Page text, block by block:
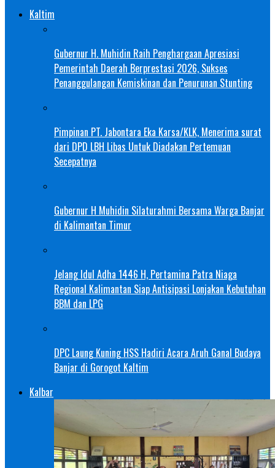
Kaltim
Gubernur H. Muhidin Raih Penghargaan Apresiasi
Pemerintah Daerah Berprestasi 2026, Sukses
Penanggulangan Kemiskinan dan Penurunan Stunting
Pimpinan PT. Jabontara Eka Karsa/KLK, Menerima surat
dari DPD LBH Libas Untuk Diadakan Pertemuan
Secepatnya
Gubernur H Muhidin Silaturahmi Bersama Warga Banjar
di Kalimantan Timur
Jelang Idul Adha 1446 H, Pertamina Patra Niaga
Regional Kalimantan Siap Antisipasi Lonjakan Kebutuhan
BBM dan LPG
DPC Laung Kuning HSS Hadiri Acara Aruh Ganal Budaya
Banjar di Gorogot Kaltim
Kalbar